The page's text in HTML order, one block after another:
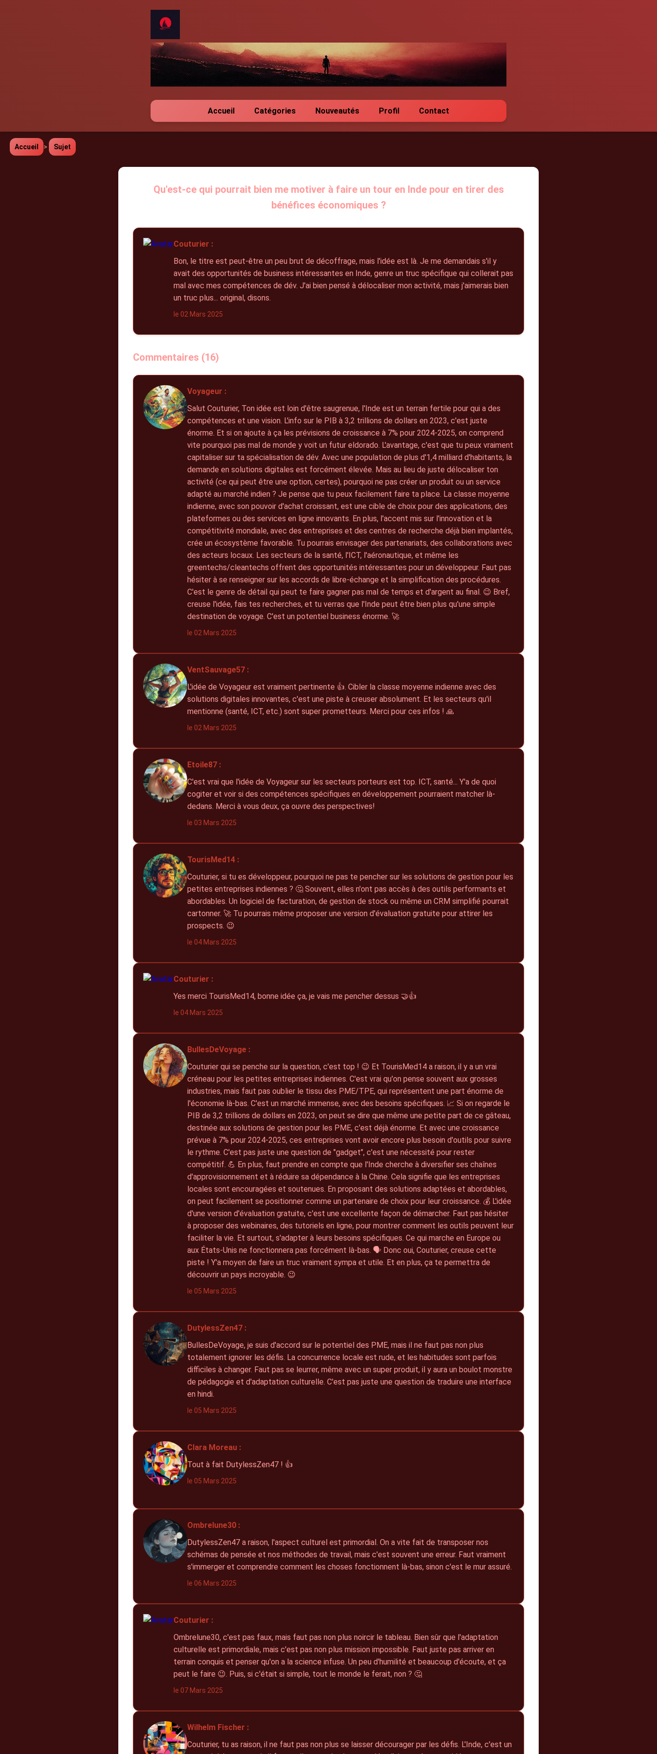
Accueil Catégories Nouveautés Profil Contact
Accueil > Sujet
Qu'est-ce qui pourrait bien me motiver à faire un tour en Inde pour en tirer des
bénéfices économiques ?
Couturier :
Bon, le titre est peut-être un peu brut de décoffrage, mais l'idée est là. Je me demandais s'il y
avait des opportunités de business intéressantes en Inde, genre un truc spécifique qui collerait pas
mal avec mes compétences de dév. J'ai bien pensé à délocaliser mon activité, mais j'aimerais bien
un truc plus... original, disons.
le 02 Mars 2025
Commentaires (16)
Voyageur :
Salut Couturier, Ton idée est loin d'être saugrenue, l'Inde est un terrain fertile pour qui a des
compétences et une vision. L'info sur le PIB à 3,2 trillions de dollars en 2023, c'est juste
énorme. Et si on ajoute à ça les prévisions de croissance à 7% pour 2024-2025, on comprend
vite pourquoi pas mal de monde y voit un futur eldorado. L'avantage, c'est que tu peux vraiment
capitaliser sur ta spécialisation de dév. Avec une population de plus d'1,4 milliard d'habitants, la
demande en solutions digitales est forcément élevée. Mais au lieu de juste délocaliser ton
activité (ce qui peut être une option, certes), pourquoi ne pas créer un produit ou un service
adapté au marché indien ? Je pense que tu peux facilement faire ta place. La classe moyenne
indienne, avec son pouvoir d'achat croissant, est une cible de choix pour des applications, des
plateformes ou des services en ligne innovants. En plus, l'accent mis sur l'innovation et la
compétitivité mondiale, avec des entreprises et des centres de recherche déjà bien implantés,
crée un écosystème favorable. Tu pourrais envisager des partenariats, des collaborations avec
des acteurs locaux. Les secteurs de la santé, l'ICT, l'aéronautique, et même les
greentechs/cleantechs offrent des opportunités intéressantes pour un développeur. Faut pas
hésiter à se renseigner sur les accords de libre-échange et la simplification des procédures.
C'est le genre de détail qui peut te faire gagner pas mal de temps et d'argent au final. 😉 Bref,
creuse l'idée, fais tes recherches, et tu verras que l'Inde peut être bien plus qu'une simple
destination de voyage. C'est un potentiel business énorme. 🚀
le 02 Mars 2025
VentSauvage57 :
L'idée de Voyageur est vraiment pertinente 👍. Cibler la classe moyenne indienne avec des
solutions digitales innovantes, c'est une piste à creuser absolument. Et les secteurs qu'il
mentionne (santé, ICT, etc.) sont super prometteurs. Merci pour ces infos ! 🙏
le 02 Mars 2025
Etoile87 :
C'est vrai que l'idée de Voyageur sur les secteurs porteurs est top. ICT, santé... Y'a de quoi
cogiter et voir si des compétences spécifiques en développement pourraient matcher là-
dedans. Merci à vous deux, ça ouvre des perspectives!
le 03 Mars 2025
TourisMed14 :
Couturier, si tu es développeur, pourquoi ne pas te pencher sur les solutions de gestion pour les
petites entreprises indiennes ? 🤔 Souvent, elles n'ont pas accès à des outils performants et
abordables. Un logiciel de facturation, de gestion de stock ou même un CRM simplifié pourrait
cartonner. 🚀 Tu pourrais même proposer une version d'évaluation gratuite pour attirer les
prospects. 😉
le 04 Mars 2025
Couturier :
Yes merci TourisMed14, bonne idée ça, je vais me pencher dessus 🤝👍
le 04 Mars 2025
BullesDeVoyage :
Couturier qui se penche sur la question, c'est top ! 😉 Et TourisMed14 a raison, il y a un vrai
créneau pour les petites entreprises indiennes. C'est vrai qu'on pense souvent aux grosses
industries, mais faut pas oublier le tissu des PME/TPE, qui représentent une part énorme de
l'économie là-bas. C'est un marché immense, avec des besoins spécifiques. 📈 Si on regarde le
PIB de 3,2 trillions de dollars en 2023, on peut se dire que même une petite part de ce gâteau,
destinée aux solutions de gestion pour les PME, c'est déjà énorme. Et avec une croissance
prévue à 7% pour 2024-2025, ces entreprises vont avoir encore plus besoin d'outils pour suivre
le rythme. C'est pas juste une question de "gadget", c'est une nécessité pour rester
compétitif. 💪 En plus, faut prendre en compte que l'Inde cherche à diversifier ses chaînes
d'approvisionnement et à réduire sa dépendance à la Chine. Cela signifie que les entreprises
locales sont encouragées et soutenues. En proposant des solutions adaptées et abordables,
on peut facilement se positionner comme un partenaire de choix pour leur croissance. 💰 L'idée
d'une version d'évaluation gratuite, c'est une excellente façon de démarcher. Faut pas hésiter
à proposer des webinaires, des tutoriels en ligne, pour montrer comment les outils peuvent leur
faciliter la vie. Et surtout, s'adapter à leurs besoins spécifiques. Ce qui marche en Europe ou
aux États-Unis ne fonctionnera pas forcément là-bas. 🗣️ Donc oui, Couturier, creuse cette
piste ! Y'a moyen de faire un truc vraiment sympa et utile. Et en plus, ça te permettra de
découvrir un pays incroyable. 😉
le 05 Mars 2025
DutylessZen47 :
BullesDeVoyage, je suis d'accord sur le potentiel des PME, mais il ne faut pas non plus
totalement ignorer les défis. La concurrence locale est rude, et les habitudes sont parfois
difficiles à changer. Faut pas se leurrer, même avec un super produit, il y aura un boulot monstre
de pédagogie et d'adaptation culturelle. C'est pas juste une question de traduire une interface
en hindi.
le 05 Mars 2025
Clara Moreau :
Tout à fait DutylessZen47 ! 👍
le 05 Mars 2025
Ombrelune30 :
DutylessZen47 a raison, l'aspect culturel est primordial. On a vite fait de transposer nos
schémas de pensée et nos méthodes de travail, mais c'est souvent une erreur. Faut vraiment
s'immerger et comprendre comment les choses fonctionnent là-bas, sinon c'est le mur assuré.
le 06 Mars 2025
Couturier :
Ombrelune30, c'est pas faux, mais faut pas non plus noircir le tableau. Bien sûr que l'adaptation
culturelle est primordiale, mais c'est pas non plus mission impossible. Faut juste pas arriver en
terrain conquis et penser qu'on a la science infuse. Un peu d'humilité et beaucoup d'écoute, et ça
peut le faire 😉. Puis, si c'était si simple, tout le monde le ferait, non ? 🤔
le 07 Mars 2025
Wilhelm Fischer :
Couturier, tu as raison, il ne faut pas non plus se laisser décourager par les défis. L'Inde, c'est un